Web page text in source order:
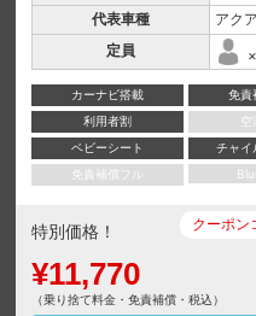
代表車種
アクア
定員
カーナビ搭載 免責
利用者割
空
ベビーシート
チャイ
免責補償フル
特別価格！
¥11,770
（乗り捨て料金・免責補償・税込）
クーポン